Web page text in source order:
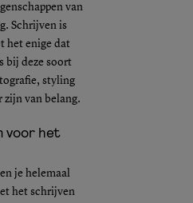
van
Schrijven is
het enige dat
bij deze soort
styling
zijn van belang.
voor het
je helemaal
het schrijven